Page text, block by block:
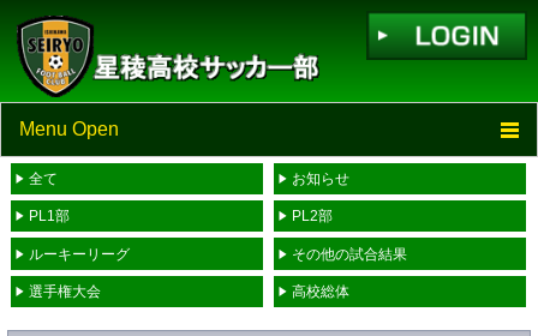
Menu Open
TOP
ニュース
スケジュール
全て お知らせ
PL1部 PL2部
ルーキーリーグ その他の試合結果
選手権大会 高校総体